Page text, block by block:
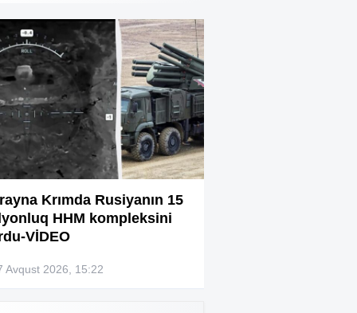
Sərdar Ortaç xəstəxanaya
yerləşdirilib?
Rüşvətdə təqsirləndirilən 3
vəzifəli şəxsin məhkəməsi
başlayır
“Həyat yoldaşın istəmirsə,
Kiberpolis əməliyyat keçirdi:
Xarici saytları ələ keçirən
Krımda Rusiyanın 15
HHM kompleksini
VİDEO
Avqust 2026, 15:22